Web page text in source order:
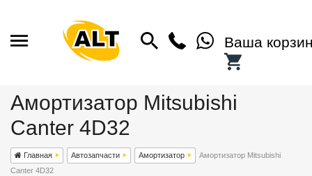
Ваша
Амортизатор Mitsubishi
Canter 4D32
Главная Автозапчасти Амортизатор
Амортизатор Mitsubishi
Canter 4D32